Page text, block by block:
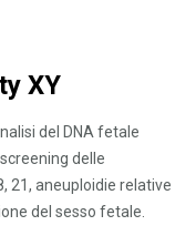
XY
del DNA fetale
delle
21, aneuploidie relative
del sesso fetale.